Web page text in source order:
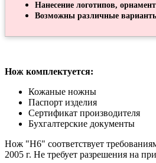
Нанесение логотипов,
Возможны различные
Нож комплектуется:
Кожаные ножны
Паспорт изделия
Сертификат производителя
Бухгалтерские документы
Нож "Н6" соответствует
2005 г. Не требует разрешения на